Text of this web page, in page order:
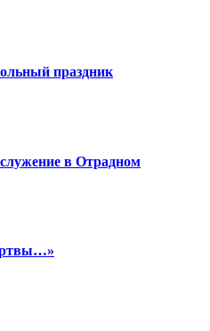
праздник
в Отрадном